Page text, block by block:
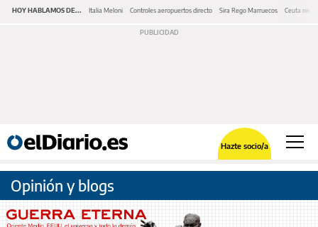
HOY HABLAMOS DE... Italia Meloni Controles aeropuertos directo Sira Rego Marruecos Ceuta
Hazte socio/a
Opinión y blogs